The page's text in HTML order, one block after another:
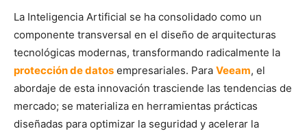
La Inteligencia Artificial se ha consolidado como un
componente transversal en el diseño de arquitecturas
tecnológicas modernas, transformando radicalmente la
protección de datos empresariales. Para Veeam, el
abordaje de esta innovación trasciende las tendencias de
mercado; se materializa en herramientas prácticas
diseñadas para optimizar la seguridad y acelerar la